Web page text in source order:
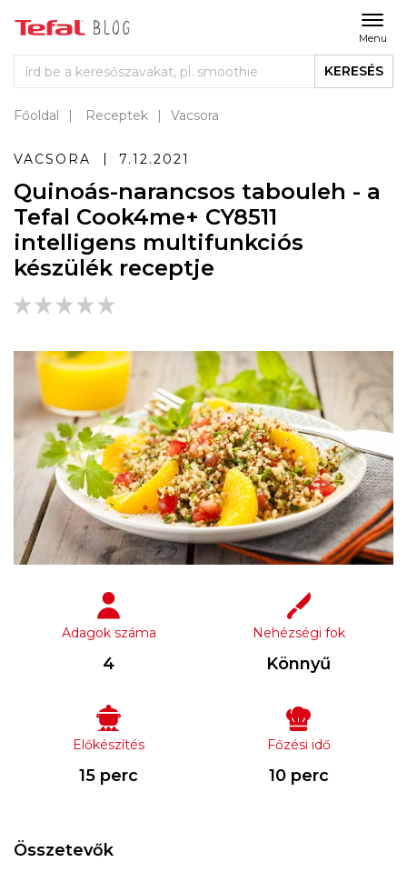
Menu
KERESÉS
Főoldal Receptek Vacsora
VACSORA 7.12.2021
Quinoás-narancsos tabouleh - a
Tefal Cook4me+ CY8511
intelligens multifunkciós
készülék receptje
Adagok száma
4
Nehézségi fok
Könnyű
Előkészítés
15 perc
Főzési idő
10 perc
Összetevők